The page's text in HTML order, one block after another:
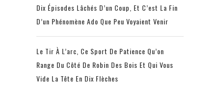
Dix Épisodes Lâchés D’un Coup, Et C’est La Fin
D’un Phénomène Ado Que Peu Voyaient Venir
Le Tir À L’arc, Ce Sport De Patience Qu’on
Range Du Côté De Robin Des Bois Et Qui Vous
Vide La Tête En Dix Flèches